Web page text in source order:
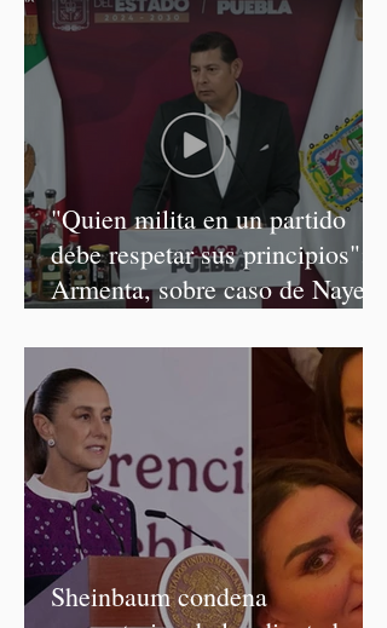
"Quien milita en un partido
debe respetar sus principios":
Armenta, sobre caso de Nayeli
Sheinbaum condena